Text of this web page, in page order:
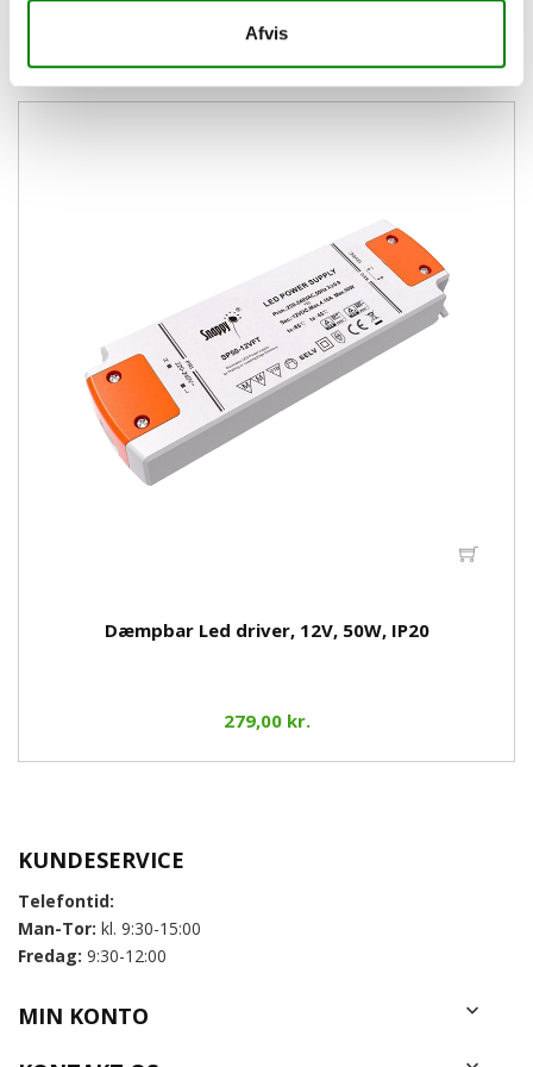
Afvis
(Der er 15 andre varer i samme kategori)
Dæmpbar Led driver, 12V, 50W, IP20
279,00 kr.
KUNDESERVICE
Telefontid:
Man-Tor: kl. 9:30-15:00
Fredag: 9:30-12:00
MIN KONTO 